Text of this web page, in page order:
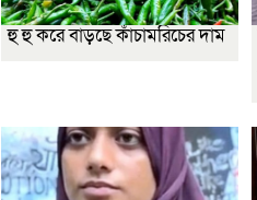
হু হু করে বাড়ছে কাঁচামরিচের দাম